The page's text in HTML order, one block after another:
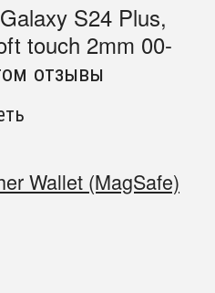
S24 Plus,
touch 2mm 00-
отзывы
Wallet (MagSafe)